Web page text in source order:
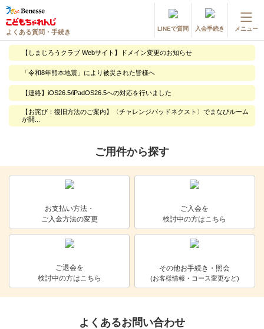
よくある質問・手続き LINEで質問 入会手続き メニュー
登録情報の変更・各種お手続き
会員ページへログイン
お客様サポート(手続き・照会)
よくある質問・お問い合わせ
進研ゼミ 小学講座
進研ゼミ 中学講座 中高一貫
【しまじろうクラブ Webサイト】ドメイン変更のお知らせ
「令和8年熊本地震」により被災された皆様へ
【連絡】iOS26.5/iPadOS26.5への対応を行いました
【お詫び：復旧方法のご案内】〈チャレンジパッドネクスト〉でまなびルーム
が開...
ご用件から探す
お支払い方法・
ご入金方法の変更
ご入会を
検討中の方はこちら
ご退会を
検討中の方はこちら
その他お手続き・照会
(お客様情報・コース変更など)
よくあるお問い合わせ